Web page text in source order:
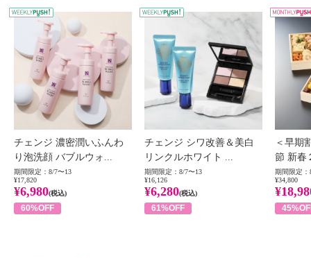
WEEKLY PUSH
チェンジ 濃密潤いふんわ
り泡洗顔 バブルウォ...
期間限定：8/7〜13
¥17,820
¥6,980(税込)
60%OFF
チェンジ シワ改善＆美白
リンクルホワイト ...
期間限定：8/7〜13
¥16,126
¥6,280(税込)
61%OFF
＜早期
節 新春
期間限定：
¥34,800